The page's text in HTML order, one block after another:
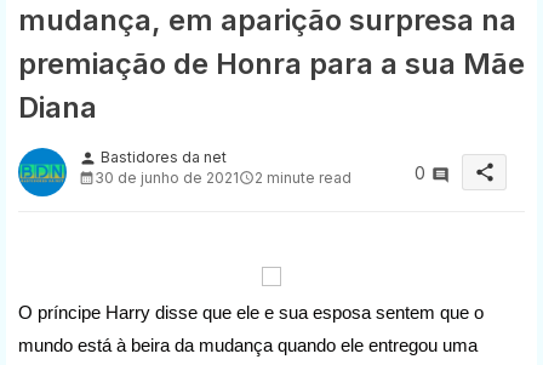
mudança, em aparição surpresa na
premiação de Honra para a sua Mãe
Diana
person Bastidores da net
30 de junho de 2021
2 minute read 0 share
O príncipe Harry disse que ele e sua esposa sentem que o
mundo está à beira da mudança quando ele entregou uma